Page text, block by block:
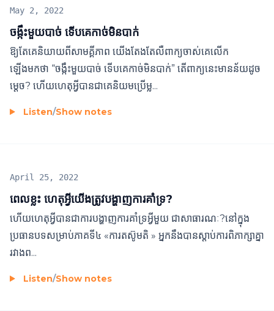
ចង្កឹះមួយបាច់ ទើបគេកាច់មិនបាក់
May 2, 2022
ឱ្យតែគេនិយាយពីសាមគ្គីភាព យើងតែងតែលឺពាក្យចាស់គេលើក
ឡើងមកថា​ “ចង្កឹះមួយបាច់ ទើបគេកាច់មិនបាក់” តើពាក្យនេះមានន័យដូច
ម្តេច? ហើយហេតុអ្វីបានជាគេនិយម​ប្រើម្ល...
Listen/Show notes
ពេលខ្លះ ហេតុអ្វីយើងត្រូវបង្ហាញការគាំទ្រ?
April 25, 2022
ហើយហេតុអ្វីបានជាការបង្ហាញការគាំទ្រអ្វីមួយ ជាសាធារណៈ?នៅ​ក្នុង​
ប្រធានបទ​សម្រាប់​ភាគ​ទី៤ «ការ​តស៊ូ​មតិ »​​ អ្នក​នឹង​បាន​ស្តាប់​ការពិភាក្សា​គ្នា
រវាង​ព...
Listen/Show notes